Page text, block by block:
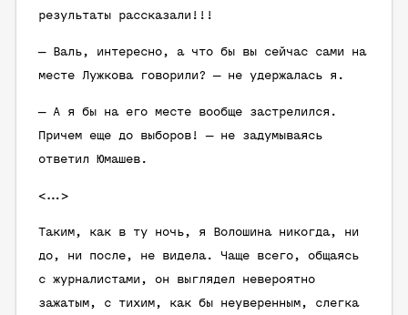
результаты рассказали!!!
— Валь, интересно, а что бы вы сейчас сами на
месте Лужкова говорили? — не удержалась я.
— А я бы на его месте вообще застрелился.
Причем еще до выборов! — не задумываясь
ответил Юмашев.
<…>
Таким, как в ту ночь, я Волошина никогда, ни
до, ни после, не видела. Чаще всего, общаясь
с журналистами, он выглядел невероятно
зажатым, с тихим, как бы неуверенным, слегка